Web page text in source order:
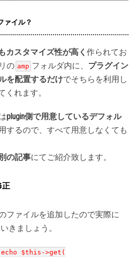
ァイル？
カスタマイズ性が高く 作られてお
の amp フォルダ内に、 プラグイン
を配置するだけでそちらを利用し
くれます。
plugin側で用意しているデフォル
するので、すべて用意しなくても
別の記事にてご紹介致します。
正
ファイルを追加したので実際に
きましょう。
echo $this->get(